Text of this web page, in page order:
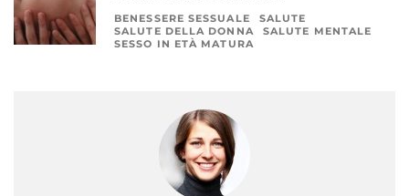
BENESSERE SESSUALE
SALUTE
SALUTE DELLA DONNA
SALUTE MENTALE
SESSO IN ETÀ MATURA